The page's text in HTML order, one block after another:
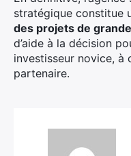
stratégique constitue
des projets de
d’aide à la décision
investisseur novice,
partenaire.